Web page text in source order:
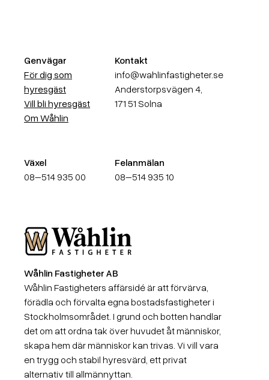
Genvägar
För dig som
hyresgäst
Vill bli hyresgäst
Om Wåhlin
Kontakt
info@wahlinfastigheter.se
Anderstorpsvägen 4,
171 51 Solna
Växel
08–514 935 00
Felanmälan
08–514 935 10
Wåhlin Fastigheter AB
Wåhlin Fastigheter AB
Wåhlin Fastigheters affärsidé är att förvärva,
förädla och förvalta egna bostadsfastigheter i
Stockholmsområdet. I grund och botten handlar
det om att ordna tak över huvudet åt människor,
skapa hem där människor kan trivas. Vi vill vara
en trygg och stabil hyresvärd, ett privat
alternativ till allmännyttan.